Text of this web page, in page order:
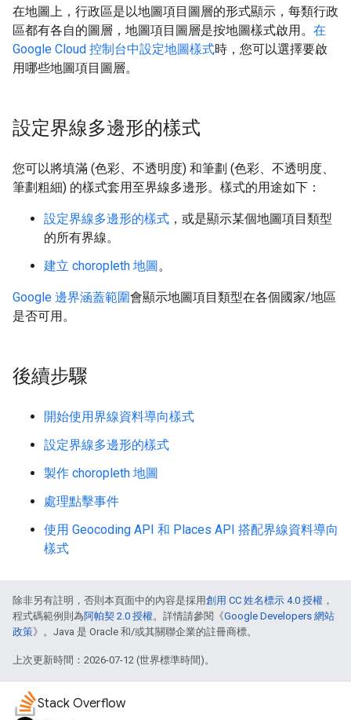
在地圖上，行政區是以地圖項目圖層的形式顯示，每類行政
區都有各自的圖層，地圖項目圖層是按地圖樣式啟用。 在
Google Cloud 控制台中設定地圖樣式時，您可以選擇要啟
用哪些地圖項目圖層。
設定界線多邊形的樣式
您可以將填滿 (色彩、不透明度) 和筆劃 (色彩、不透明度、
筆劃粗細) 的樣式套用至界線多邊形。樣式的用途如下：
設定界線多邊形的樣式 ，或是顯示某個地圖項目類型
的所有界線。
建立 choropleth 地圖。
Google 邊界涵蓋範圍會顯示地圖項目類型在各個國家/地區
是否可用。
後續步驟
開始使用界線資料導向樣式
設定界線多邊形的樣式
製作 choropleth 地圖
處理點擊事件
使用 Geocoding API 和 Places API 搭配界線資料導向
樣式
除非另有註明，否則本頁面中的內容是採用創用 CC 姓名標示 4.0 授權 ，
程式碼範例則為阿帕契 2.0 授權。詳情請參閱《Google Developers 網站
政策》。Java 是 Oracle 和/或其關聯企業的註冊商標。
上次更新時間：2026-07-12 (世界標準時間)。
Stack Overflow